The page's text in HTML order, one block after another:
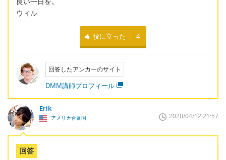
ウィル
役に立った 4
回答したアンカーのサイト
DMM講師プロフィール
Erik
アメリカ合衆国 2020/04/12 21:57
回答